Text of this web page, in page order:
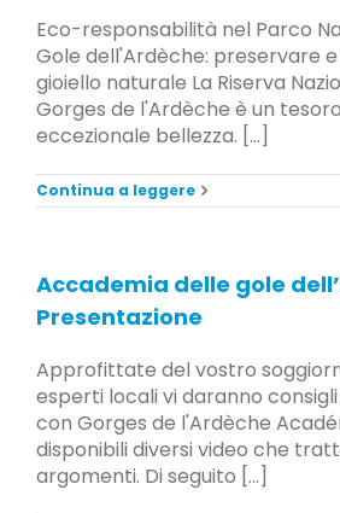
Eco-responsabilità nel Parco
Gole dell'Ardèche: preservare
gioiello naturale La Riserva
Gorges de l'Ardèche è un
eccezionale bellezza. [...]
Continua a leggere
Accademia delle gole
Presentazione
Approfittate del vostro
esperti locali vi daranno
con Gorges de l'Ardèche
disponibili diversi video che
argomenti. Di seguito [...]